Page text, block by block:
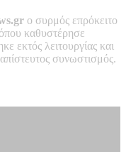
ο συρμός επρόκειτο
καθυστέρησε
εκτός λειτουργίας και
συνωστισμός.